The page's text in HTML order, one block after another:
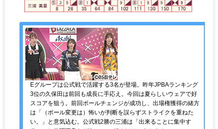
Eグループは公式戦で活躍する3名が登場。昨年JPBAランキング
3位の久保田は前回も成長に手応え。今回は夏らしいウェアで好
スコアを狙う。前回ボールチェンジが成功し、出場権獲得の緒方
は「（ボール変更は）怖いが判断を誤らずストライクを重ねた
い。」と意気込む。公式戦2勝の三浦は「出来ることに集中す